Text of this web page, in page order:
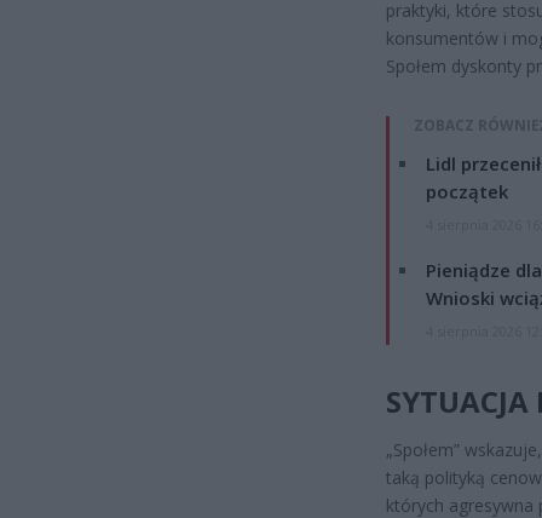
praktyki, które
konsumentów i
Społem dyskonty
ZOBACZ
Lidl
początek
Pieniądze
Wnioski
„Społem”
taką polityką
których